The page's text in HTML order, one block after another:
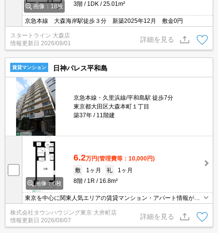
画像：18枚
3階
1DK 25.01m²
京急本線 大森海岸駅徒歩３分 新築2025年12月 敷金0円
スタートライン 大森店
情報更新日 2026/08/01
詳細を見る
賃貸マンション 日神パレス平和島
京急本線・久里浜線/平和島駅 徒歩7分
東京都大田区大森本町１丁目
築37年
11階建
画像：6枚
6.2万円(管理費等：10,000円)
敷
1ヶ月 礼
1ヶ月
8階
1R 16.8m²
東京を中心に関東人気エリアの賃貸マンション・アパート情報が豊
富！ 直営140店舗以上の 独自のネットワークで最適なマンション・
アパートをお探しします！
株式会社タウンハウジング東京 大井町店
情報更新日 2026/08/07
詳細を見る